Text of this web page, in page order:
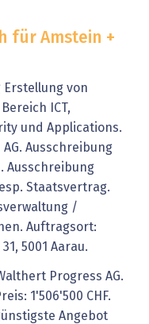
für Amstein +
Erstellung von
ICT,
und Applications.
Ausschreibung
Ausschreibung
Staatsvertrag.
/
Auftragsort:
5001 Aarau.
Progress AG.
1'506'500 CHF.
Angebot